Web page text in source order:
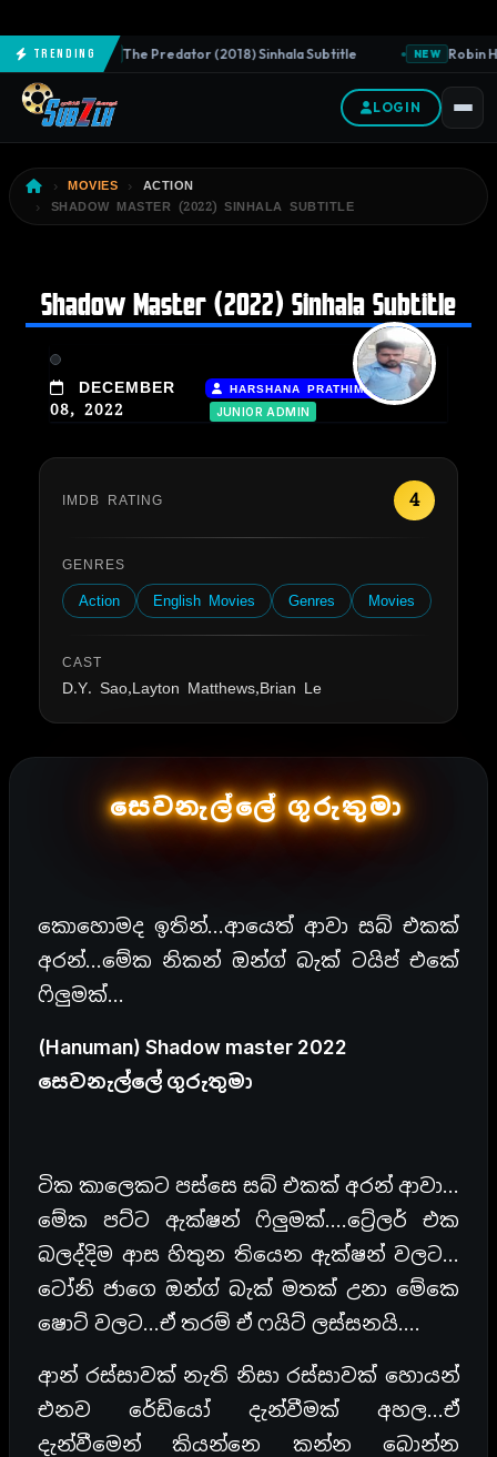
TrendingNEW The Predator (2018) Sinhala Subtitle NEW Robin
LOGIN
MOVIES
ACTION
SHADOW MASTER (2022) SINHALA SUBTITLE
Shadow Master (2022) Sinhala Subtitle
DECEMBER
08, 2022
HARSHANA PRATHIMAL |
JUNIOR ADMIN
IMDB RATING 4
GENRES
Action English Movies Genres Movies
CAST
D.Y. Sao,Layton Matthews,Brian Le
සෙවනැල්ලේ ගුරුතුමා
කොහොමද ඉතින්…ආයෙත් ආවා සබ් එකක්
අරන්…මේක නිකන් ඔන්ග් බැක් ටයිප් එකේ
ෆිලුමක්…
(Hanuman) Shadow master 2022
සෙවනැල්ලේ ගුරුතුමා
ටික කාලෙකට පස්සෙ සබ් එකක් අරන් ආවා…
මේක පට්ට ඇක්ෂන් ෆිලුමක්….ට්‍රේලර් එක
බලද්දිම ආස හිතුන තියෙන ඇක්ෂන් වලට…
ටෝනි ජාගෙ ඔන්ග් බැක් මතක් උනා මේකෙ
ෂොට් වලට…ඒ තරම් ඒ ෆයිට් ලස්සනයි….
ආන් රස්සාවක් නැති නිසා රස්සාවක් හොයන්
එනව රේඩියෝ දැන්වීමක් අහල…ඒ
දැන්වීමෙන් කියන්නෙ කන්න බොන්න